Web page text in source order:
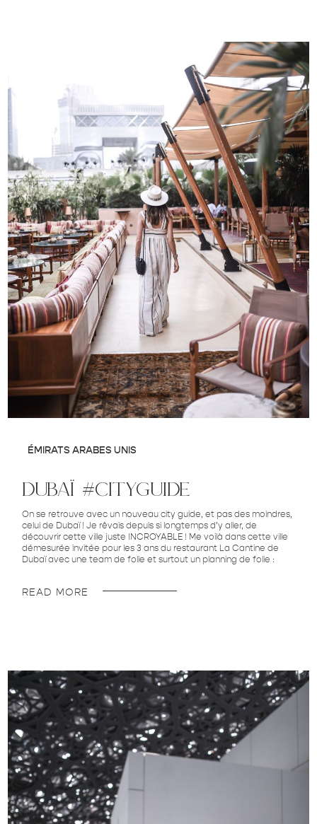
ÉMIRATS ARABES UNIS
dubaï #cityguide
On se retrouve avec un nouveau city guide, et pas des moindres,
celui de Dubaï ! Je rêvais depuis si longtemps d’y aller, de
découvrir cette ville juste INCROYABLE ! Me voilà dans cette ville
démesurée invitée pour les 3 ans du restaurant La Cantine de
Dubaï avec une team de folie et surtout un planning de folie :
READ MORE